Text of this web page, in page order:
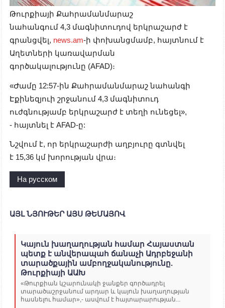
Թուրքիայի Քահրամանմարաշ
նահանգում 4,3 մագնիտուդով երկրաշարժ է
գրանցվել, news.am-ի փոխանցմամբ, հայտնում է
Աղետների կառավարման
գործակալությունը (AFAD)։
«Ժամը 12:57-ին Քահրամանմարաշ նահանգի
Էքինեզյուի շրջանում 4,3 մագնիտուդ
ուժգնությամբ երկրաշարժ է տեղի ունեցել»,
- հայտնել է AFAD-ը:
Նշվում է, որ երկրաշարժի աղբյուրը գտնվել
է 15,36 կմ խորության վրա։
На русском
ԱՅԼ ՆՅՈՒԹԵՐ ԱՅՍ ԹԵՄԱՅՈՎ
Կայուն խաղաղության համար Հայաստան
պետք է անվերապահ ճանաչի Ադրբեջանի
տարածքային ամբողջականությունը.
Թուրքիայի ԱԱԽ
«Թուրքիան կշարունակի ջանքեր գործադրել
տարածաշրջանում արդար և կայուն խաղաղության
հասնելու համար»,- ասվում է հայտարարության...